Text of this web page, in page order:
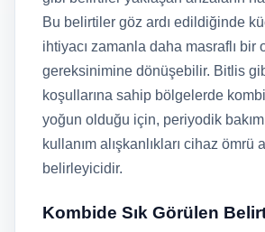
Bu belirtiler göz ardı edildiğinde
ihtiyacı zamanla daha masraflı bir
gereksinimine dönüşebilir. Bitlis
koşullarına sahip bölgelerde kombi
yoğun olduğu için, periyodik
kullanım alışkanlıkları cihaz ömrü
belirleyicidir.
Kombide Sık Görülen